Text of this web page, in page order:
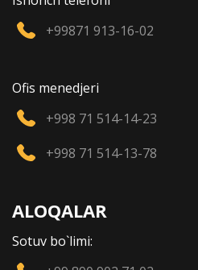
+99871 913-16-02
Ofis menedjeri
+998 71 514-14-23
+998 71 514-13-78
ALOQALAR
Sotuv bo`limi: